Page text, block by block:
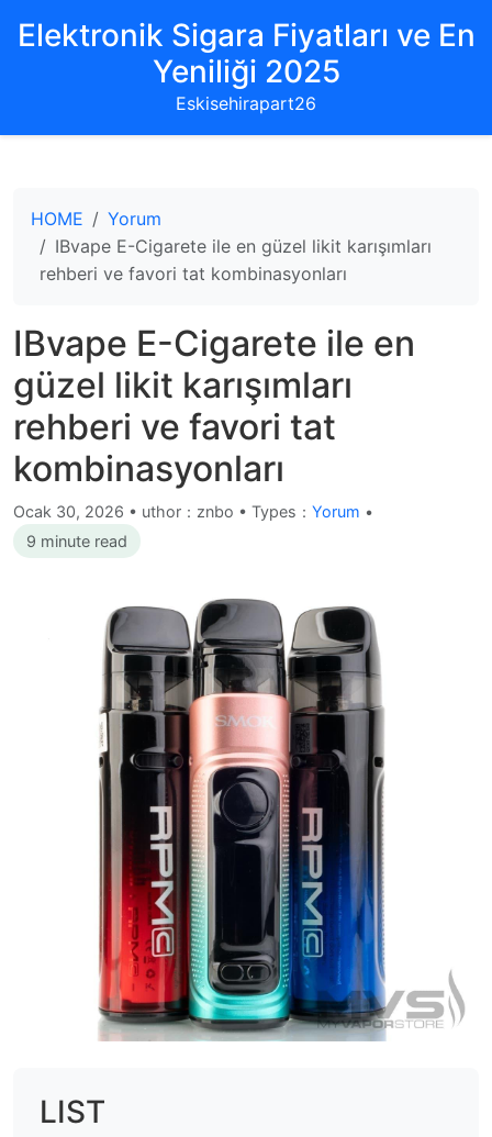
Elektronik Sigara Fiyatları ve En
Yeniliği 2025
Eskisehirapart26
HOME
Yorum
IBvape E-Cigarete ile en güzel likit karışımları
rehberi ve favori tat kombinasyonları
IBvape E-Cigarete ile en
güzel likit karışımları
rehberi ve favori tat
kombinasyonları
Ocak 30, 2026 • uthor：znbo • Types： Yorum •
9 minute read
LIST